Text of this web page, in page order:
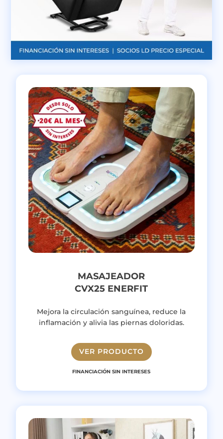
MASAJEADOR
CVX25 ENERFIT
Mejora la circulación sanguínea, reduce la
inflamación y alivia las piernas doloridas.
VER PRODUCTO
FINANCIACIÓN SIN INTERESES